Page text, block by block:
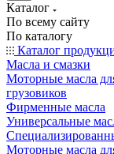
Каталог
По всему сайту
По каталогу
Каталог
Масла и смазки
Моторные масла
грузовиков
Фирменные масла
Универсальные
Моторные масла